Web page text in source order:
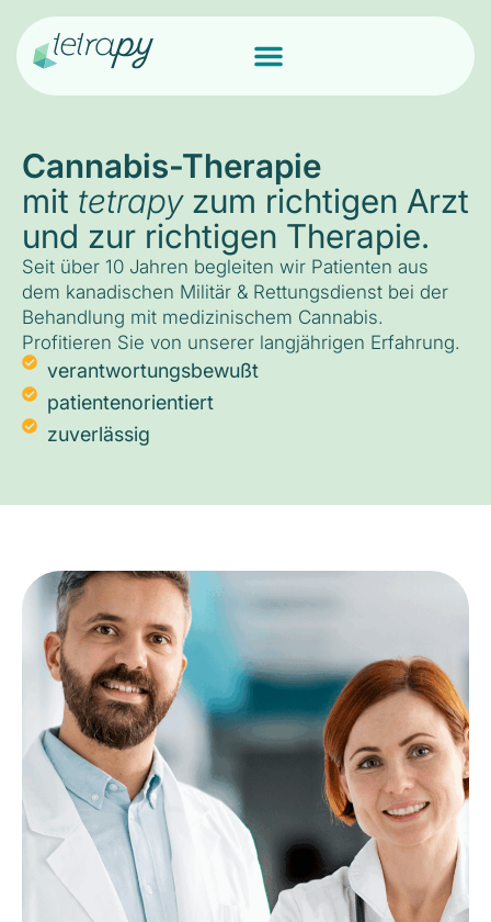
Cannabis-Therapie
mit tetrapyzum richtigen Arzt
und zur richtigen Therapie.
Seit über 10 Jahren begleiten wir Patienten aus
dem kanadischen Militär & Rettungsdienst bei der
Behandlung mit medizinischem Cannabis.
Profitieren Sie von unserer langjährigen Erfahrung.
verantwortungsbewußt
patientenorientiert
zuverlässig